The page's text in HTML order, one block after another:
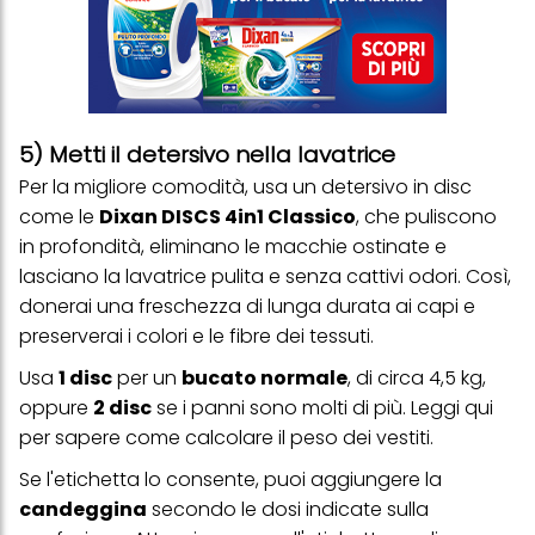
5) Metti il detersivo nella lavatrice
Per la migliore comodità, usa un detersivo in disc
come le Dixan DISCS 4in1 Classico, che puliscono
in profondità, eliminano le macchie ostinate e
lasciano la lavatrice pulita e senza cattivi odori. Così,
donerai una freschezza di lunga durata ai capi e
preserverai i colori e le fibre dei tessuti.
Usa 1 discper un bucato normale, di circa 4,5 kg,
oppure 2 discse i panni sono molti di più. Leggi qui
per sapere come calcolare il peso dei vestiti.
Se l'etichetta lo consente, puoi aggiungere la
candeggina secondo le dosi indicate sulla
visualizzare annunci pubblicitari che potrebbero interessarti
(basati, ad esempio, sui tuoi interessi identificati) su questo sito
web e altri media (di terzi) tramite i dispositivi assegnati a te o
alla tua famiglia, nonché per misurare e ottimizzare il successo
delle campagne pubblicitarie.
nella nostra Informativa sulla protezione dei dati collegata nel piè
di pagina (Sezione "Cookie, Pixel, Impronte digitali e tecnologie
simili"). Puoi revocare il tuo consenso in qualsiasi momento con
effetto per il futuro disabilitando i cookie sul nostro sito web nella
sezione "Impostazioni cookie" collegata nel piè di pagina. Per
ulteriori informazioni sui cookie utilizzati su questo sito Web, in
particolare sul loro periodo di conservazione, consultare le
informazioni dettagliate su ciascun cookie disponibili facendo
trattamento dei tuoi dati / sull'uso dei cookie e consentirli per uno o
più degli scopi sopra menzionati. Cliccando su "Accetta tutto",
acconsenti all'uso dei cookie e al trattamento dei tuoi dati
personali per tutte le finalità sopra indicate. Se fai clic su "Rifiuta",
questo sito web.